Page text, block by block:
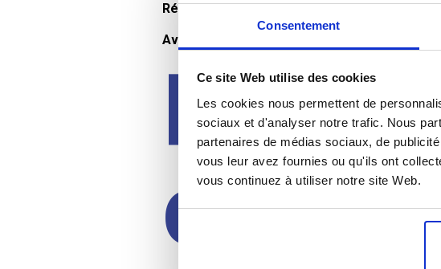
Consentement
Ce site Web utilise des cookies
Les cookies nous permettent de
sociaux et d'analyser notre trafic. Nous
partenaires de médias sociaux, de
vous leur avez fournies ou qu'ils ont
vous continuez à utiliser notre site Web.
Rémunération :
Avantages :
Profil